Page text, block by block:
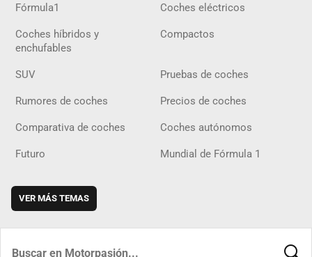
Fórmula1 Coches eléctricos
Coches híbridos y
enchufables
Compactos
SUV Pruebas de coches
Rumores de coches Precios de coches
Comparativa de coches Coches autónomos
Futuro Mundial de Fórmula 1
VER MÁS TEMAS